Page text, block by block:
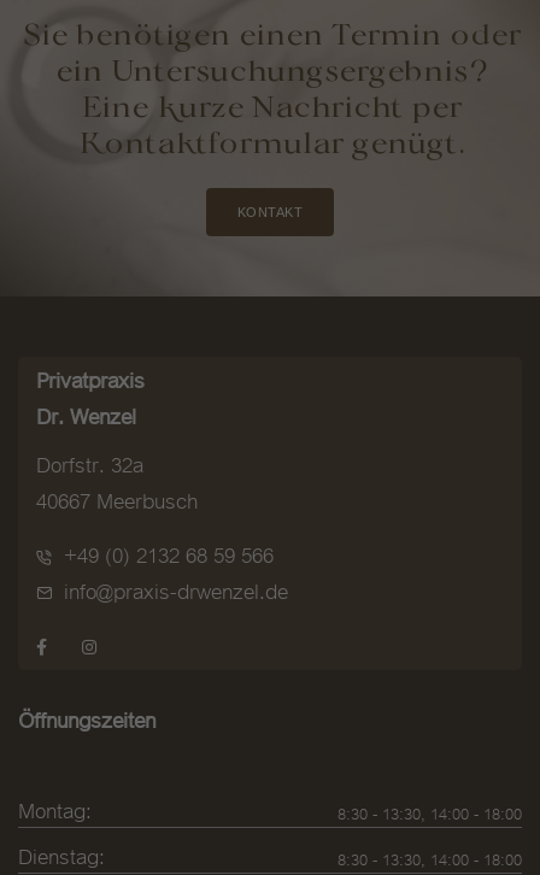
Sie benötigen einen Termin oder
ein Untersuchungsergebnis?
Eine kurze Nachricht per
Kontaktformular genügt.
KONTAKT
Privatpraxis
Dr. Wenzel
Dorfstr. 32a
40667 Meerbusch
+49 (0) 2132 68 59 566
info@praxis-drwenzel.de
Öffnungszeiten
Montag: 8:30 - 13:30, 14:00 - 18:00
Dienstag: 8:30 - 13:30, 14:00 - 18:00